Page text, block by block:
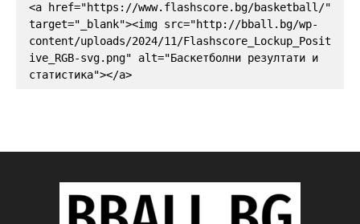
<a href="https://www.flashscore.bg/basketball/"
target="_blank"><img src="http://bball.bg/wp-
content/uploads/2024/11/Flashscore_Lockup_Posit
ive_RGB-svg.png" alt="Баскетболни резултати и
статистика"></a>